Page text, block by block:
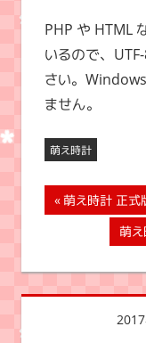
PHP や HTML
いるので、
さい。
ません。
萌え時計
投
ナ
ビ
前
の
萌え時計 正式
次
の
記
事:
萌